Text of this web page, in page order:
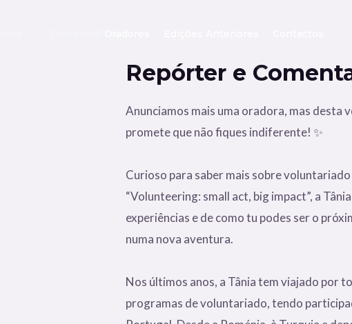
Repórter e
Anunciamos mais uma oradora, mas desta
promete que não fiques indiferente! ✨
Curioso para saber mais sobre
“Volunteering: small act, big impact”, a
experiências e de como tu podes ser o
numa nova aventura.
Nos últimos anos, a Tânia tem viajado por
programas de voluntariado, tendo